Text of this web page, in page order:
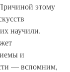
этому
научили.
и
— вспомним,